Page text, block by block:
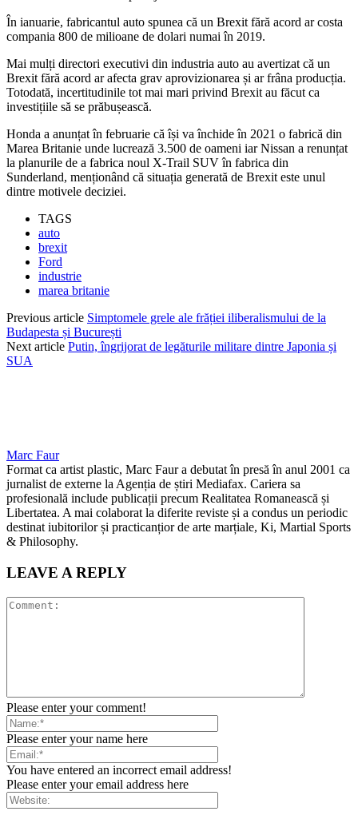
În ianuarie, fabricantul auto spunea că un Brexit fără acord ar costa
compania 800 de milioane de dolari numai în 2019.
Mai mulți directori executivi din industria auto au avertizat că un
Brexit fără acord ar afecta grav aprovizionarea și ar frâna producția.
Totodată, incertitudinile tot mai mari privind Brexit au făcut ca
investițiile să se prăbușească.
Honda a anunțat în februarie că își va închide în 2021 o fabrică din
Marea Britanie unde lucrează 3.500 de oameni iar Nissan a renunțat
la planurile de a fabrica noul X-Trail SUV în fabrica din
Sunderland, menționând că situația generată de Brexit este unul
dintre motivele deciziei.
TAGS
auto
brexit
Ford
industrie
marea britanie
Previous article Simptomele grele ale frăției iliberalismului de la
Budapesta și București
Next article Putin, îngrijorat de legăturile militare dintre Japonia și
SUA
Marc Faur
Format ca artist plastic, Marc Faur a debutat în presă în anul 2001 ca
jurnalist de externe la Agenția de știri Mediafax. Cariera sa
profesională include publicații precum Realitatea Romanească și
Libertatea. A mai colaborat la diferite reviste și a condus un periodic
destinat iubitorilor și practicanțior de arte marțiale, Ki, Martial Sports
& Philosophy.
LEAVE A REPLY
Please enter your comment!
Please enter your name here
You have entered an incorrect email address!
Please enter your email address here